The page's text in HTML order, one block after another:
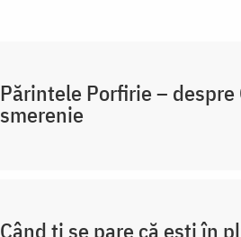
Părintele Porfirie – despre
smerenie
Când ți se pare că ești în